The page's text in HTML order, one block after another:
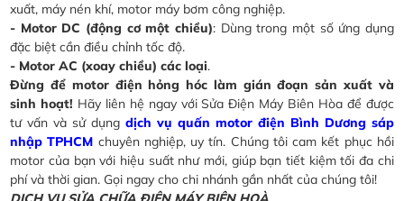
xuất, máy nén khí, motor máy bơm công nghiệp.
- Motor DC (động cơ một chiều): Dùng trong một số ứng dụng
đặc biệt cần điều chỉnh tốc độ.
- Motor AC (xoay chiều) các loại.
Đừng để motor điện hỏng hóc làm gián đoạn sản xuất và
sinh hoạt! Hãy liên hệ ngay với Sửa Điện Máy Biên Hòa để được
tư vấn và sử dụngdịch vụ quấn motor điện Bình Dương sáp
nhập TPHCM chuyên nghiệp, uy tín. Chúng tôi cam kết phục hồi
motor của bạn với hiệu suất như mới, giúp bạn tiết kiệm tối đa chi
phí và thời gian. Gọi ngay cho chi nhánh gần nhất của chúng tôi!